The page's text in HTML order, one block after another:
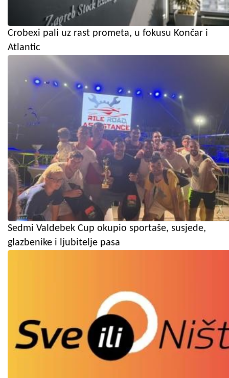
Crobexi pali uz rast prometa, u fokusu Končar i
Atlantic
Sedmi Valdebek Cup okupio sportaše, susjede,
glazbenike i ljubitelje pasa